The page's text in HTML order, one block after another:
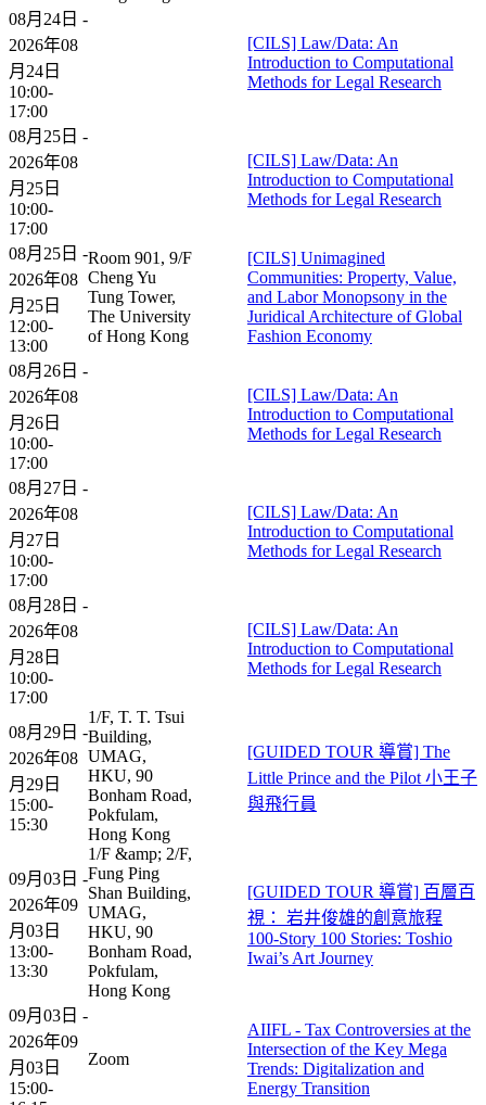
08月24日 -
2026年08
月24日
10:00-
17:00
[CILS] Law/Data: An
Introduction to Computational
Methods for Legal Research
08月25日 -
2026年08
月25日
10:00-
17:00
[CILS] Law/Data: An
Introduction to Computational
Methods for Legal Research
08月25日 -
2026年08
月25日
12:00-
13:00
Room 901, 9/F
Cheng Yu
Tung Tower,
The University
of Hong Kong
[CILS] Unimagined
Communities: Property, Value,
and Labor Monopsony in the
Juridical Architecture of Global
Fashion Economy
08月26日 -
2026年08
月26日
10:00-
17:00
[CILS] Law/Data: An
Introduction to Computational
Methods for Legal Research
08月27日 -
2026年08
月27日
10:00-
17:00
[CILS] Law/Data: An
Introduction to Computational
Methods for Legal Research
08月28日 -
2026年08
月28日
10:00-
17:00
[CILS] Law/Data: An
Introduction to Computational
Methods for Legal Research
08月29日 -
2026年08
月29日
15:00-
15:30
1/F, T. T. Tsui
Building,
UMAG,
HKU, 90
Bonham Road,
Pokfulam,
Hong Kong
[GUIDED TOUR 導賞] The
Little Prince and the Pilot 小王子
與飛行員
09月03日 -
2026年09
月03日
13:00-
13:30
1/F &amp; 2/F,
Fung Ping
Shan Building,
UMAG,
HKU, 90
Bonham Road,
Pokfulam,
Hong Kong
[GUIDED TOUR 導賞] 百層百
視： 岩井俊雄的創意旅程
100-Story 100 Stories: Toshio
Iwai’s Art Journey​
09月03日 -
2026年09
月03日
15:00-
Zoom
AIIFL - Tax Controversies at the
Intersection of the Key Mega
Trends: Digitalization and
Energy Transition